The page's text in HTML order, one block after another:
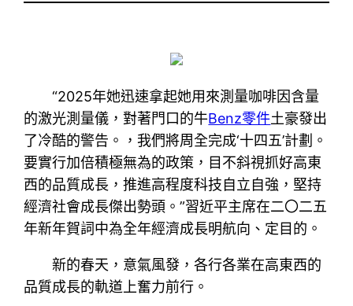
“2025年她迅速拿起她用來測量咖啡因含量
的激光測量儀，對著門口的牛Benz零件土豪發出
了冷酷的警告。，我們將周全完成‘十四五’計劃。
要實行加倍積極無為的政策，目不斜視抓好高東
西的品質成長，推進高程度科技自立自強，堅持
經濟社會成長傑出勢頭。”習近平主席在二〇二五
年新年賀詞中為全年經濟成長明航向、定目的。
新的春天，意氣風發，各行各業在高東西的
品質成長的軌道上奮力前行。